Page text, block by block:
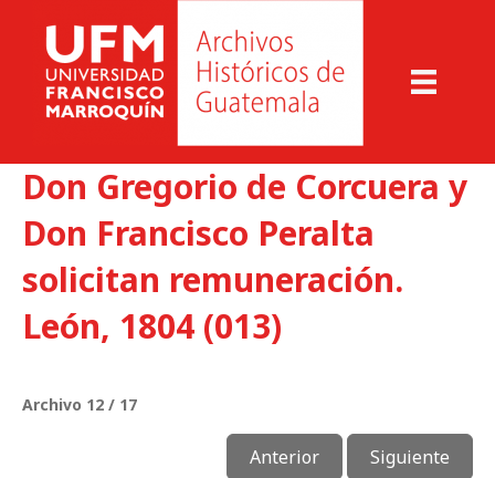
Don Gregorio de Corcuera y
Don Francisco Peralta
solicitan remuneración.
León, 1804 (013)
Archivo 12 / 17
Anterior Siguiente